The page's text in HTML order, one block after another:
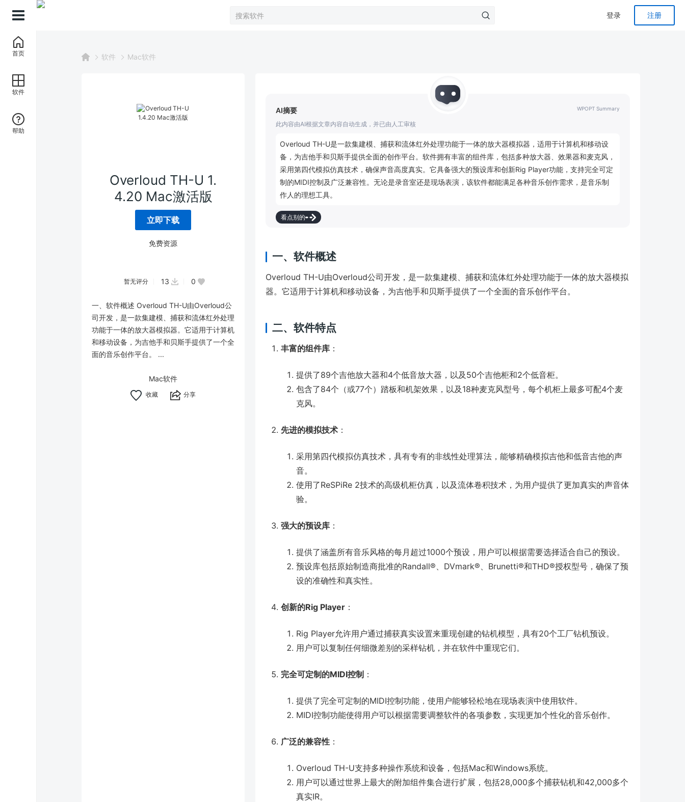
登录 注册
软件 Mac软件
Overloud TH-U 1.
4.20 Mac激活版
立即下载
免费资源
暂无评分 13 0
一、软件概述 Overloud TH-U由Overloud公
司开发，是一款集建模、捕获和流体红外处理
功能于一体的放大器模拟器。它适用于计算机
和移动设备，为吉他手和贝斯手提供了一个全
面的音乐创作平台。 ...
Mac软件
分享
AI摘要
此内容由AI根据文章内容自动生成，并已由人工审核
WPOPT Summary
Overloud TH-U是一款集建模、捕获和流体红外处理功能于一体的放大器模拟器，适用于计算机和移动设
备，为吉他手和贝斯手提供全面的创作平台。软件拥有丰富的组件库，包括多种放大器、效果器和麦克风，
采用第四代模拟仿真技术，确保声音高度真实。它具备强大的预设库和创新Rig Player功能，支持完全可定
制的MIDI控制及广泛兼容性。无论是录音室还是现场表演，该软件都能满足各种音乐创作需求，是音乐制
作人的理想工具。
看点别的
一、软件概述
Overloud TH-U由Overloud公司开发，是一款集建模、捕获和流体红外处理功能于一体的放大器模拟
器。它适用于计算机和移动设备，为吉他手和贝斯手提供了一个全面的音乐创作平台。
二、软件特点
丰富的组件库 ：
提供了89个吉他放大器和4个低音放大器，以及50个吉他柜和2个低音柜。
包含了84个（或77个）踏板和机架效果，以及18种麦克风型号，每个机柜上最多可配4个麦
克风。
先进的模拟技术 ：
采用第四代模拟仿真技术，具有专有的非线性处理算法，能够精确模拟吉他和低音吉他的声
音。
使用了ReSPiRe 2技术的高级机柜仿真，以及流体卷积技术，为用户提供了更加真实的声音体
验。
强大的预设库 ：
提供了涵盖所有音乐风格的每月超过1000个预设，用户可以根据需要选择适合自己的预设。
预设库包括原始制造商批准的Randall®、DVmark®、Brunetti®和THD®授权型号，确保了预
设的准确性和真实性。
创新的Rig Player ：
Rig Player允许用户通过捕获真实设置来重现创建的钻机模型，具有20个工厂钻机预设。
用户可以复制任何细微差别的采样钻机，并在软件中重现它们。
完全可定制的MIDI控制 ：
提供了完全可定制的MIDI控制功能，使用户能够轻松地在现场表演中使用软件。
MIDI控制功能使得用户可以根据需要调整软件的各项参数，实现更加个性化的音乐创作。
广泛的兼容性 ：
Overloud TH-U支持多种操作系统和设备，包括Mac和Windows系统。
用户可以通过世界上最大的附加组件集合进行扩展，包括28,000多个捕获钻机和42,000多个
真实IR。
首页
软件
帮助